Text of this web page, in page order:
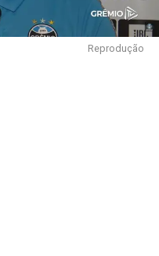
Reprodução